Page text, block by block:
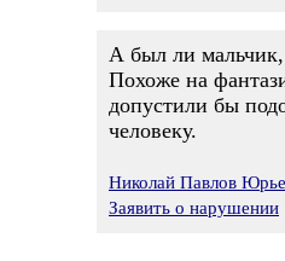
А был ли
Похоже на
допустили бы
человеку.
Николай Павлов
Заявить о нарушении